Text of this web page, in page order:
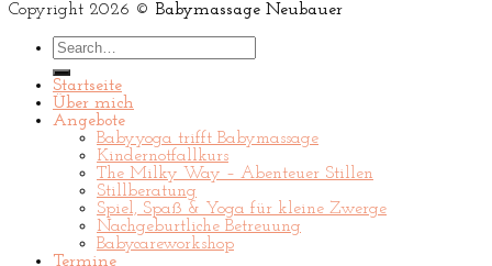
Copyright 2026 © Babymassage Neubauer
Search
for:
Startseite
Über mich
Angebote
Babyyoga trifft Babymassage
Kindernotfallkurs
The Milky Way – Abenteuer Stillen
Stillberatung
Spiel, Spaß & Yoga für kleine Zwerge
Nachgeburtliche Betreuung
Babycareworkshop
Termine